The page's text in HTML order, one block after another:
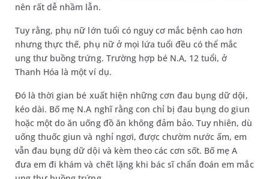
nên rất dễ nhầm lẫn.
Tuy rằng, phụ nữ lớn tuổi có nguy cơ mắc bệnh cao hơn
nhưng thực thế, phụ nữ ở mọi lứa tuổi đều có thể mắc
ung thư buồng trứng. Trường hợp bé N.A, 12 tuổi, ở
Thanh Hóa là một ví dụ.
Đó là thời gian bé xuất hiện những cơn đau bụng dữ dội,
kéo dài. Bố mẹ N.A nghĩ rằng con chỉ bị đau bụng do giun
hoặc một do ăn uống đồ ăn không đảm bảo. Tuy nhiên, dù
uống thuốc giun và nghỉ ngơi, được chườm nước ấm, em
vẫn đau bụng dữ dội và kèm theo các cơn sốt. Bố mẹ A
đưa em đi khám và chết lặng khi bác sĩ chẩn đoán em mắc